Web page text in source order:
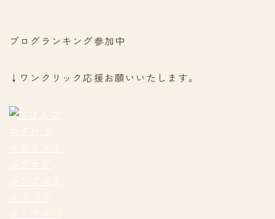
ブログランキング参加中
↓ワンクリック応援お願いいたします。